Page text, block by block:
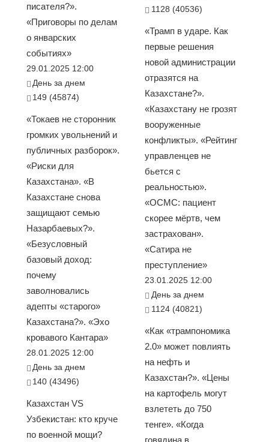
писателя?».
«Приговоры по делам
о январских
событиях»
29.01.2025 12:00
День за днем
149 (45874)
«Токаев не сторонник
громких увольнений и
публичных разборок».
«Риски для
Казахстана». «В
Казахстане снова
защищают семью
Назарбаевых?».
«Безусловный
базовый доход:
почему
заволновались
адепты «старого»
Казахстана?». «Эхо
кровавого Кантара»
28.01.2025 12:00
День за днем
140 (43496)
Казахстан VS
Узбекистан: кто круче
по военной мощи?
1128 (40536)
«Трамп в ударе. Как
первые решения
новой администрации
отразятся на
Казахстане?».
«Казахстану не грозят
вооруженные
конфликты». «Рейтинг
управленцев не
бьется с
реальностью».
«ОСМС: пациент
скорее мёртв, чем
застрахован».
«Сатира не
преступление»
23.01.2025 12:00
День за днем
1124 (40821)
«Как «трампономика
2.0» может повлиять
на нефть и
Казахстан?». «Цены
на картофель могут
взлететь до 750
тенге». «Когда
говядина в